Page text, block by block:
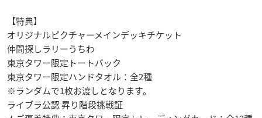
【特典】
オリジナルピクチャーメインデッキチケット
仲間探しラリーうちわ
東京タワー限定トートバック
東京タワー限定ハンドタオル：全2種
※ランダムで1枚お渡しとなります。
ライブラ公認 昇り階段挑戦証